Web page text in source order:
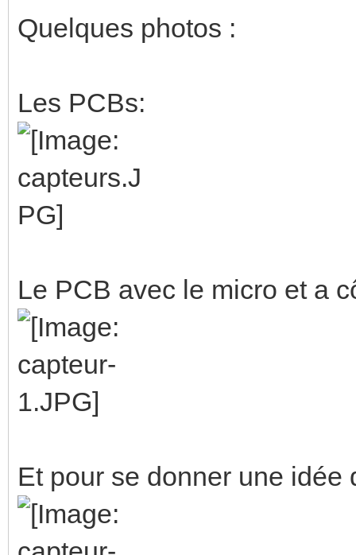
Quelques photos :
Les PCBs:
Le PCB avec le micro et a
Et pour se donner une idée